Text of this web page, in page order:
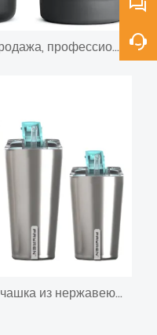
Оптовая продажа, профессиональная 304 нержавеющая сталь, 12 унций, двойные стенки с вакуумной изоляцией, пивные банки, охлаждающие чашки
Кофейная чашка из нержавеющей стали с двойными стенками и вакуумной изоляцией для горячих напитков 24 унции